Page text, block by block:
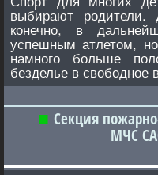
выбирают родители.
конечно, в
успешным атлетом,
намного больше
безделье в свободное
Секция
МЧС